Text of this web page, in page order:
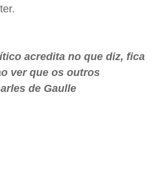
acredita no que diz, fica
ver que os outros
de Gaulle